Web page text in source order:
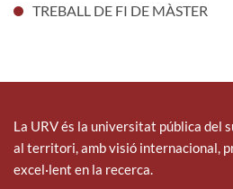
TREBALL DE FI DE MÀSTER
La URV és la universitat pública del
al territori, amb visió internacional,
excel·lent en la recerca.